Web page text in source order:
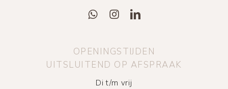
OPENINGSTIJDEN
UITSLUITEND OP AFSPRAAK
Di t/m vrij